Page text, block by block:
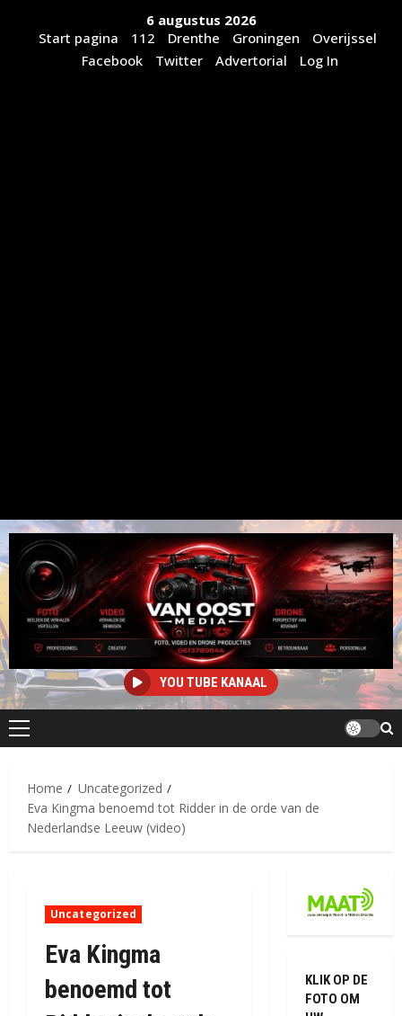
6 augustus 2026
Start pagina
112 Drenthe Groningen
Overijssel
Facebook
Twitter Advertorial Log In
YOU TUBE KANAAL
Primair
Home
Uncategorized
Eva Kingma benoemd tot Ridder in de orde van de
Nederlandse Leeuw (video)
Uncategorized
Eva Kingma
benoemd tot
KLIK OP DE
FOTO OM